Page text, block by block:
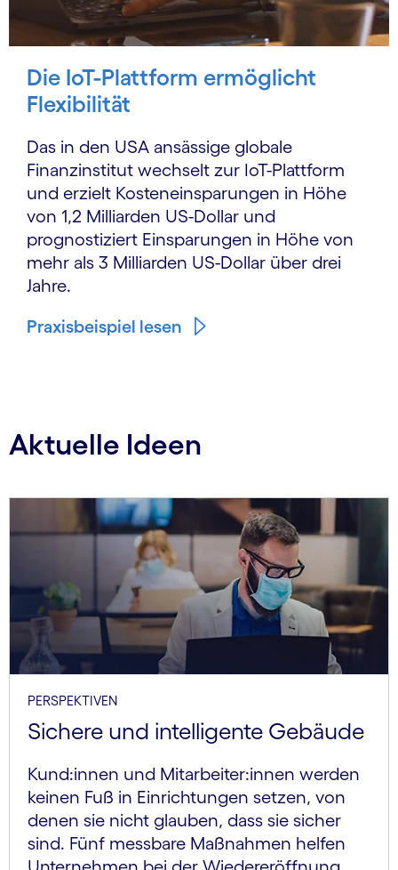
Die IoT-Plattform ermöglicht
Flexibilität
Das in den USA ansässige globale
Finanzinstitut wechselt zur IoT-Plattform
und erzielt Kosteneinsparungen in Höhe
von 1,2 Milliarden US-Dollar und
prognostiziert Einsparungen in Höhe von
mehr als 3 Milliarden US-Dollar über drei
Jahre.
Praxisbeispiel lesen
Aktuelle Ideen
PERSPEKTIVEN
Sichere und intelligente Gebäude
Kund:innen und Mitarbeiter:innen werden
keinen Fuß in Einrichtungen setzen, von
denen sie nicht glauben, dass sie sicher
sind. Fünf messbare Maßnahmen helfen